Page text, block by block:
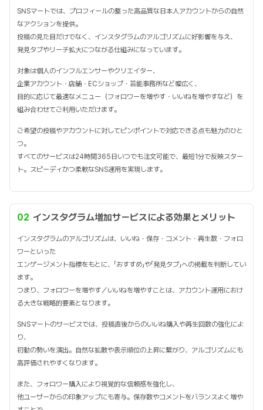
SNSマートでは、プロフィールの整った高品質な日本人アカウントからの自然
なアクションを提供。
投稿の見た目だけでなく、インスタグラムのアルゴリズムに好影響を与え、
発見タブやリーチ拡大につながる仕組みになっています。
対象は個人のインフルエンサーやクリエイター、
企業アカウント・店舗・ECショップ・芸能事務所など幅広く、
目的に応じて最適なメニュー（フォロワーを増やす・いいねを増やすなど）を
組み合わせてご利用いただけます。
ご希望の投稿やアカウントに対してピンポイントで対応できる点も魅力のひと
つ。
すべてのサービスは24時間365日いつでも注文可能で、最短1分で反映スター
ト。スピーディかつ柔軟なSNS運用を実現します。
02 インスタグラム増加サービスによる効果とメリット
インスタグラムのアルゴリズムは、いいね・保存・コメント・再生数・フォロ
ワーといった
エンゲージメント指標をもとに、「おすすめ」や「発見タブ」への掲載を判断してい
ます。
つまり、フォロワーを増やす／いいねを増やすことは、アカウント運用におけ
る大きな戦略的要素となります。
SNSマートのサービスでは、投稿直後からのいいね購入や再生回数の強化によ
り、
初動の勢いを演出。自然な拡散や表示順位の上昇に繋がり、アルゴリズムにも
高評価されやすくなります。
また、フォロワー購入により視覚的な信頼感を強化し、
他ユーザーからの印象アップにも寄与。保存数やコメントをバランスよく増や